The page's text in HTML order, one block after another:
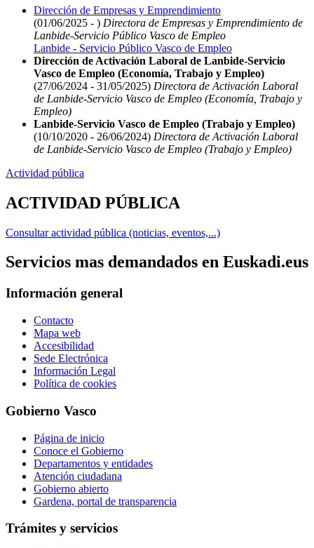
Dirección de Empresas y Emprendimiento
(01/06/2025 - ) Directora de Empresas y Emprendimiento de
Lanbide-Servicio Público Vasco de Empleo
Lanbide - Servicio Público Vasco de Empleo
Dirección de Activación Laboral de Lanbide-Servicio
Vasco de Empleo (Economía, Trabajo y Empleo)
(27/06/2024 - 31/05/2025) Directora de Activación Laboral
de Lanbide-Servicio Vasco de Empleo (Economía, Trabajo y
Empleo)
Lanbide-Servicio Vasco de Empleo (Trabajo y Empleo)
(10/10/2020 - 26/06/2024) Directora de Activación Laboral
de Lanbide-Servicio Vasco de Empleo (Trabajo y Empleo)
Actividad pública
ACTIVIDAD PÚBLICA
Consultar actividad pública (noticias, eventos,...)
Servicios mas demandados en Euskadi.eus
Información general
Contacto
Mapa web
Accesibilidad
Sede Electrónica
Información Legal
Política de cookies
Gobierno Vasco
Página de inicio
Conoce el Gobierno
Departamentos y entidades
Atención ciudadana
Gobierno abierto
Gardena, portal de transparencia
Trámites y servicios